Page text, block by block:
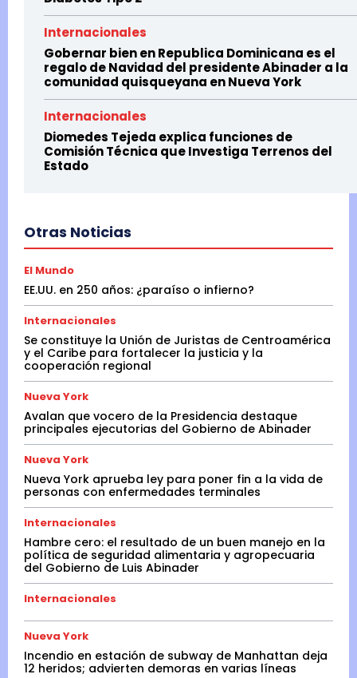
Internacionales
Gobernar bien en Republica Dominicana es el
regalo de Navidad del presidente Abinader a la
comunidad quisqueyana en Nueva York
Internacionales
Diomedes Tejeda explica funciones de
Comisión Técnica que Investiga Terrenos del
Estado
Otras Noticias
El Mundo
EE.UU. en 250 años: ¿paraíso o infierno?
Internacionales
Se constituye la Unión de Juristas de Centroamérica
y el Caribe para fortalecer la justicia y la
cooperación regional
Nueva York
Avalan que vocero de la Presidencia destaque
principales ejecutorias del Gobierno de Abinader
Nueva York
Nueva York aprueba ley para poner fin a la vida de
personas con enfermedades terminales
Internacionales
Hambre cero: el resultado de un buen manejo en la
política de seguridad alimentaria y agropecuaria
del Gobierno de Luis Abinader
Internacionales
Nueva York
Incendio en estación de subway de Manhattan deja
12 heridos; advierten demoras en varias líneas